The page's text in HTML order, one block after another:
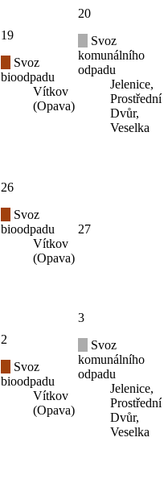
19
Svoz
bioodpadu
Vítkov
(Opava)
20
Svoz
komunálního
odpadu
Jelenice,
Prostřední
Dvůr,
Veselka
26
Svoz
bioodpadu
Vítkov
(Opava)
27
2
Svoz
bioodpadu
Vítkov
(Opava)
3
Svoz
komunálního
odpadu
Jelenice,
Prostřední
Dvůr,
Veselka